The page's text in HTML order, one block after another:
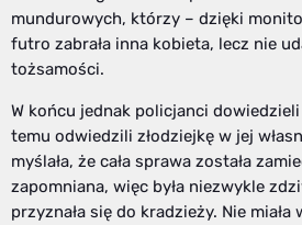
mundurowych, którzy – dzięki
futro zabrała inna kobieta, lecz nie
tożsamości.
W końcu jednak policjanci
temu odwiedzili złodziejkę w jej
myślała, że cała sprawa została
zapomniana, więc była niezwykle
przyznała się do kradzieży. Nie